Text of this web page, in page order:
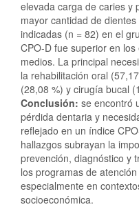
elevada carga de caries y
mayor cantidad de
indicadas (n = 82) en el
CPO-D fue superior en
medios. La principal
la rehabilitación oral
(28,08 %) y cirugía bucal
Conclusión: se encontró
pérdida dentaria y
reflejado en un índice
hallazgos subrayan la
prevención, diagnóstico y
los programas de
especialmente en
socioeconómica.